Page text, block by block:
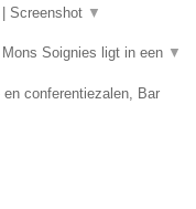
Screenshot ▼
Soignies ligt in een ▼
conferentiezalen, Bar